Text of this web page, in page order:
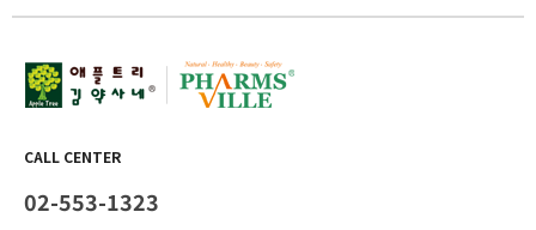
CALL CENTER
02-553-1323